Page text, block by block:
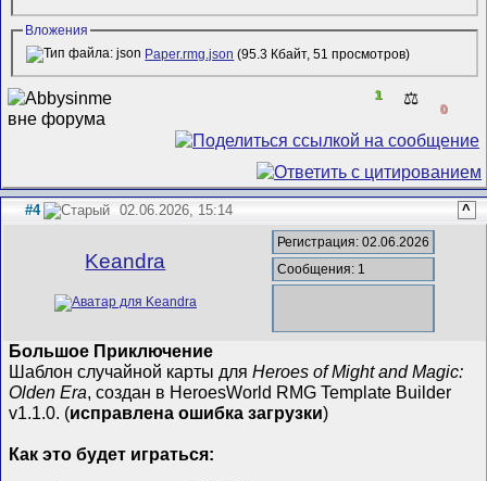
Вложения
Paper.rmg.json (95.3 Кбайт, 51 просмотров)
1 ⚖️
0
#4 02.06.2026, 15:14 ^
Keandra
Регистрация: 02.06.2026
Сообщения: 1
Большое Приключение
Шаблон случайной карты дляHeroes of Might and Magic:
Olden Era, создан в HeroesWorld RMG Template Builder
v1.1.0. (исправлена ошибка загрузки)
Как это будет играться: